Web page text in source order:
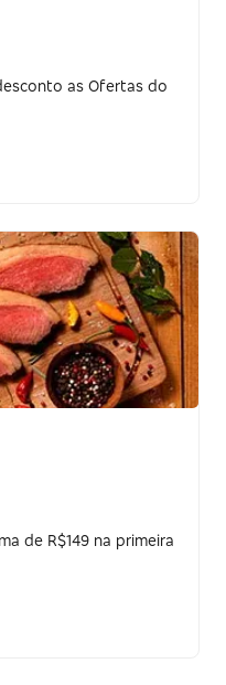
as Ofertas do
de R$149 na primeira